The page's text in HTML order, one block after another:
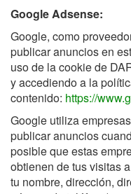
Google Adsense:
Google, como
publicar anuncios en
uso de la cookie de
y accediendo a la
contenido: https://
Google utiliza
publicar anuncios
posible que estas
obtienen de tus visitas
tu nombre, dirección,